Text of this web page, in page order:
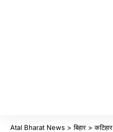
Atal Bharat News >बिहार >कटिहार